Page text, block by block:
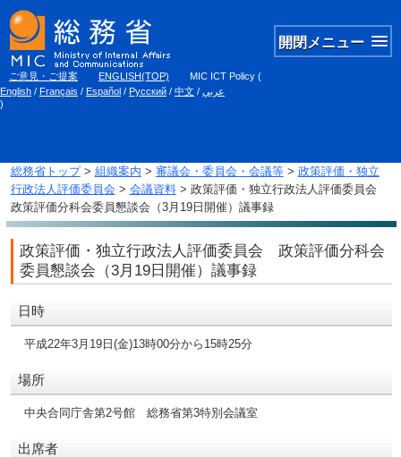
開閉メニュー
ご意見・ご提案 ENGLISH(TOP) MIC ICT Policy (
English / Français / Español / Русский / 中文 / عربي
)
総務省トップ> 組織案内 > 審議会・委員会・会議等> 政策評価・独立
行政法人評価委員会 > 会議資料> 政策評価・独立行政法人評価委員会
政策評価分科会委員懇談会（3月19日開催）議事録
政策評価・独立行政法人評価委員会 政策評価分科会
委員懇談会（3月19日開催）議事録
日時
平成22年3月19日(金)13時00分から15時25分
場所
中央合同庁舎第2号館 総務省第3特別会議室
出席者